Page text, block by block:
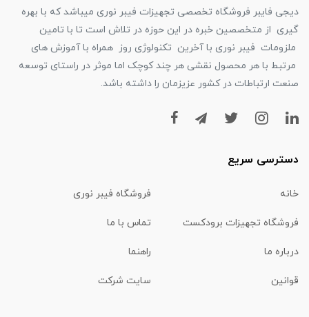
دیجی فایبر فروشگاه تخصصی تجهیزات فیبر نوری میباشد که با بهره
گیری از متخصصین خبره در این حوزه در تلاش است تا با تامین
ملزومات فیبر نوری با آخرین تکنولوژی روز همراه با آموزش های
مرتبط با هر محصول نقشی هر چند کوچک اما موثر در راستای توسعه
صنعت ارتباطات در کشور عزیزمان را داشته باشد.
دسترسی سریع
خانه فروشگاه فیبر نوری
فروشگاه تجهیزات برودکست تماس با ما
درباره ما راهنما
قوانین سایت شرکت